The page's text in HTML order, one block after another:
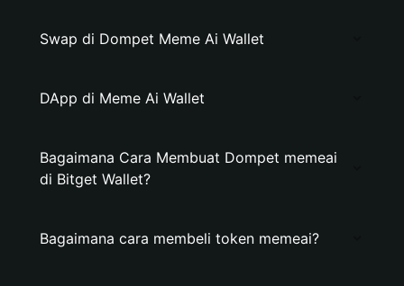
Swap di Dompet Meme Ai Wallet
DApp di Meme Ai Wallet
Bagaimana Cara Membuat Dompet memeai
di Bitget Wallet?
Bagaimana cara membeli token memeai?